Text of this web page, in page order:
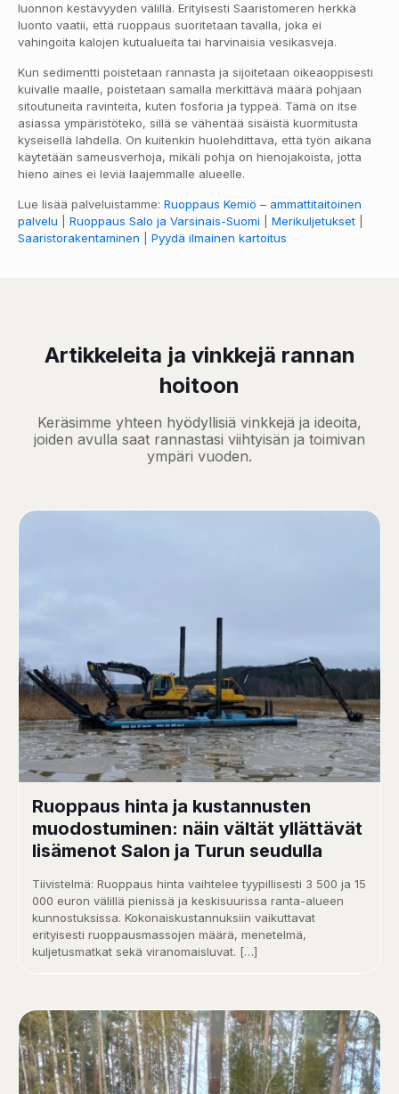
luonnon kestävyyden välillä. Erityisesti Saaristomeren herkkä
luonto vaatii, että ruoppaus suoritetaan tavalla, joka ei
vahingoita kalojen kutualueita tai harvinaisia vesikasveja.
Kun sedimentti poistetaan rannasta ja sijoitetaan oikeaoppisesti
kuivalle maalle, poistetaan samalla merkittävä määrä pohjaan
sitoutuneita ravinteita, kuten fosforia ja typpeä. Tämä on itse
asiassa ympäristöteko, sillä se vähentää sisäistä kuormitusta
kyseisellä lahdella. On kuitenkin huolehdittava, että työn aikana
käytetään sameusverhoja, mikäli pohja on hienojakoista, jotta
hieno aines ei leviä laajemmalle alueelle.
Lue lisää palveluistamme: Ruoppaus Kemiö – ammattitaitoinen
palvelu
Ruoppaus Salo ja Varsinais-Suomi Merikuljetukset
Saaristorakentaminen
Pyydä ilmainen kartoitus
Artikkeleita ja vinkkejä rannan
hoitoon
Keräsimme yhteen hyödyllisiä vinkkejä ja ideoita,
joiden avulla saat rannastasi viihtyisän ja toimivan
ympäri vuoden.
Ruoppaus hinta ja kustannusten
muodostuminen: näin vältät yllättävät
lisämenot Salon ja Turun seudulla
Tiivistelmä: Ruoppaus hinta vaihtelee tyypillisesti 3 500 ja 15
000 euron välillä pienissä ja keskisuurissa ranta-alueen
kunnostuksissa. Kokonaiskustannuksiin vaikuttavat
erityisesti ruoppausmassojen määrä, menetelmä,
kuljetusmatkat sekä viranomaisluvat. […]